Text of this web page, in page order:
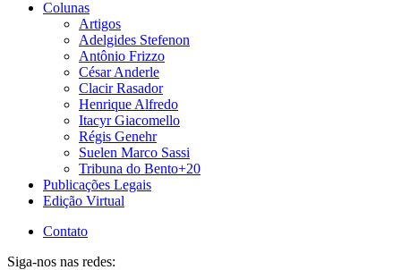
Colunas
Artigos
Adelgides Stefenon
Antônio Frizzo
César Anderle
Clacir Rasador
Henrique Alfredo
Itacyr Giacomello
Régis Genehr
Suelen Marco Sassi
Tribuna do Bento+20
Publicações Legais
Edição Virtual
Contato
Siga-nos nas redes: